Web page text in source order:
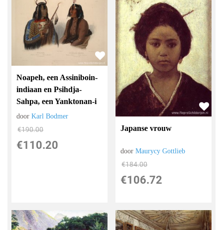
Noapeh, een Assiniboin-
indiaan en Psihdja-
Sahpa, een Yanktonan-i
doorKarl Bodmer
€190.00
€110.20
Japanse vrouw
doorMaurycy Gottlieb
€184.00
€106.72